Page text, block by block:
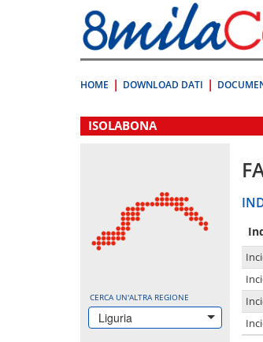
direttamente
a:
Contenuto
HOME DOWNLOAD DATI
.
ISOLABONA
CERCA UN'ALTRA REGIONE
Liguria